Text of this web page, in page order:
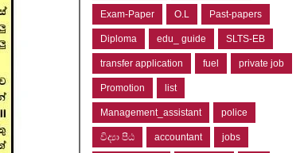
Exam-Paper O.L Past-papers
Diploma edu_ guide SLTS-EB
transfer application fuel private job
Promotion list
Management_assistant police
විද්‍යා පීඨ accountant jobs